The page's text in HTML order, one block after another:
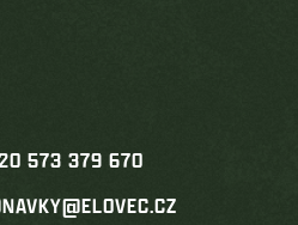
573 379 670